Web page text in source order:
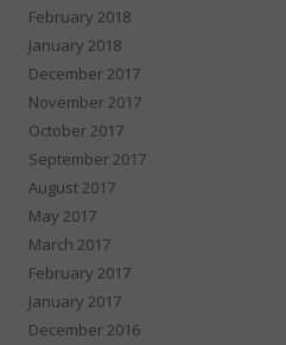
February 2018
January 2018
December 2017
November 2017
October 2017
September 2017
August 2017
May 2017
March 2017
February 2017
January 2017
December 2016